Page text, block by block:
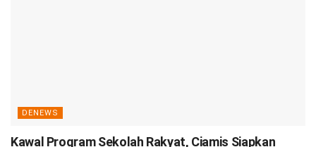
DENEWS
Kawal Program Sekolah Rakyat, Ciamis Siapkan